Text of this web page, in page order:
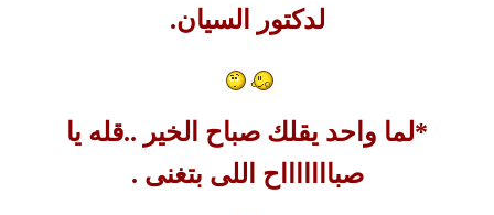
لدكتور السيان.
*لما واحد يقلك صباح الخير ..قله يا
صباااااااح اللى بتغنى .